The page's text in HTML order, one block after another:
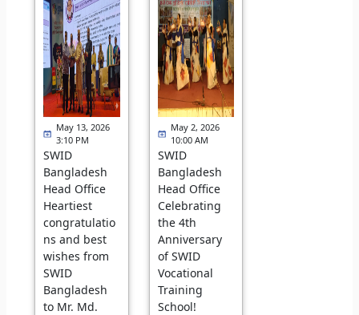
May 13, 2026
3:10 PM
SWID
Bangladesh
Head Office
Heartiest
congratulatio
ns and best
wishes from
SWID
Bangladesh
to Mr. Md.
May 2, 2026
10:00 AM
SWID
Bangladesh
Head Office
Celebrating
the 4th
Anniversary
of SWID
Vocational
Training
School!